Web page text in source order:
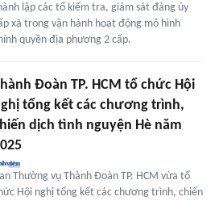
lập các tổ kiểm tra, giám sát đảng ủy
xã trong vận hành hoạt động mô hình
quyền địa phương 2 cấp.
Đoàn TP. HCM tổ chức Hội
tổng kết các chương trình,
dịch tình nguyện Hè năm
Thường vụ Thành Đoàn TP. HCM vừa tổ
Hội nghị tổng kết các chương trình, chiến